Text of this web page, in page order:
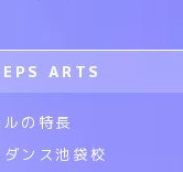
ARTS
ルの特長
ンス池袋校